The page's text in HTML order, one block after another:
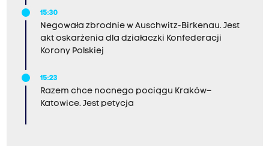
15:30
Negowała zbrodnie w Auschwitz-Birkenau. Jest
akt oskarżenia dla działaczki Konfederacji
Korony Polskiej
15:23
Razem chce nocnego pociągu Kraków–
Katowice. Jest petycja